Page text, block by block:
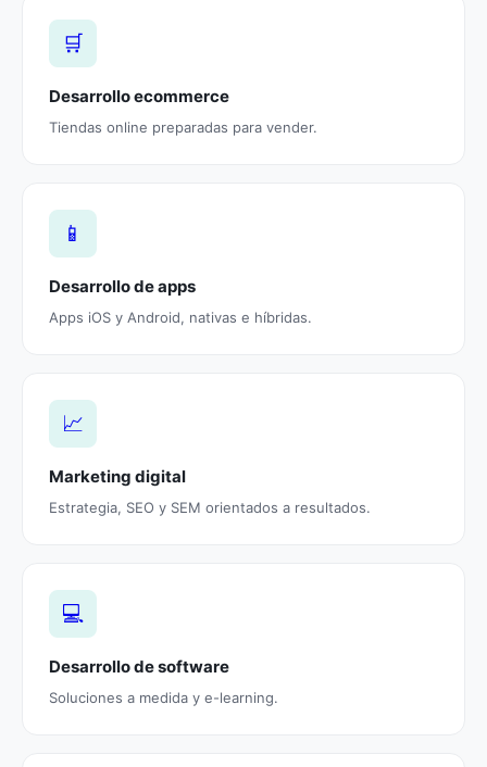
🛒
Desarrollo ecommerce
Tiendas online preparadas para vender.
📱
Desarrollo de apps
Apps iOS y Android, nativas e híbridas.
📈
Marketing digital
Estrategia, SEO y SEM orientados a resultados.
💻
Desarrollo de software
Soluciones a medida y e-learning.